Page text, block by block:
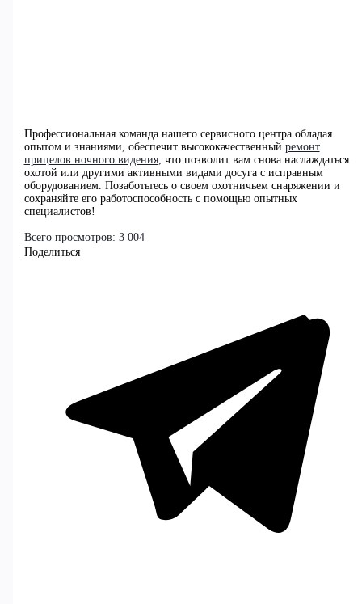
Профессиональная команда нашего сервисного центра обладая
опытом и знаниями, обеспечит высококачественный ремонт
прицелов ночного видения, что позволит вам снова наслаждаться
охотой или другими активными видами досуга с исправным
оборудованием. Позаботьтесь о своем охотничьем снаряжении и
сохраняйте его работоспособность с помощью опытных
специалистов!
Всего просмотров: 3 004
Поделиться